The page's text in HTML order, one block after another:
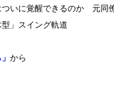
ついに覚醒できるのか 元同
型」スイング軌道
から